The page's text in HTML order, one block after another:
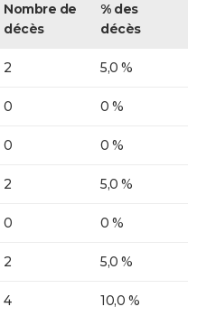
Nombre de
décès
% des
décès
2 5,0 %
0 0 %
0 0 %
2 5,0 %
0 0 %
2 5,0 %
4 10,0 %